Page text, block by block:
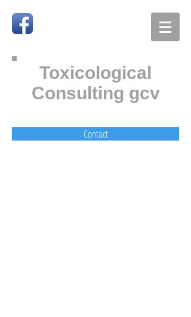
Toxicological
Consulting gcv
Contact